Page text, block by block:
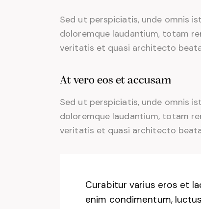
Sed ut perspiciatis, unde omnis
doloremque laudantium, totam
veritatis et quasi architecto
At vero eos et accusam
Sed ut perspiciatis, unde omnis
doloremque laudantium, totam
veritatis et quasi architecto
Curabitur varius eros et
enim condimentum,